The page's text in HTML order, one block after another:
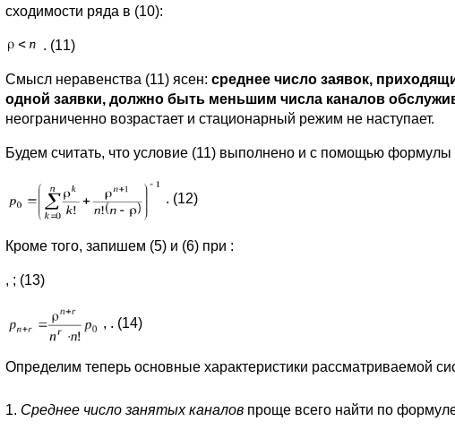
сходимости ряда в (10):
. (11)
Смысл неравенства (11) ясен: среднее число заявок,
одной заявки, должно быть меньшим числа каналов
неограниченно возрастает и стационарный режим не наступает.
Будем считать, что условие (11) выполнено и с помощью
. (12)
Кроме того, запишем (5) и (6) при :
, ; (13)
, . (14)
Определим теперь основные характеристики рассматриваемой
1. Среднее число занятых каналов проще всего найти по